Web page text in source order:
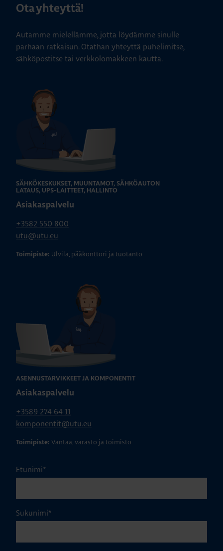
Ota yhteyttä!
Autamme mielellämme, jotta löydämme sinulle
parhaan ratkaisun. Otathan yhteyttä puhelimitse,
sähköpostitse tai verkkolomakkeen kautta.
SÄHKÖKESKUKSET, MUUNTAMOT, SÄHKÖAUTON
LATAUS, UPS-LAITTEET, HALLINTO
Asiakaspalvelu
+3582 550 800
utu@utu.eu
Toimipiste: Ulvila, pääkonttori ja tuotanto
ASENNUSTARVIKKEET JA KOMPONENTIT
Asiakaspalvelu
+3589 274 64 11
komponentit@utu.eu
Toimipiste: Vantaa, varasto ja toimisto
Etunimi*
Sukunimi*